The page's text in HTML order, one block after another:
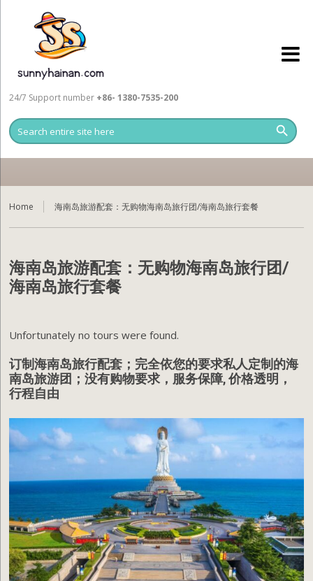
24/7 Support number +86- 1380-7535-200
Home 海南岛旅游配套：无购物海南岛旅行团/海南岛旅行套餐
海南岛旅游配套：无购物海南岛旅行团/
海南岛旅行套餐
Unfortunately no tours were found.
订制海南岛旅行配套；完全依您的要求私人定制的海
南岛旅游团；没有购物要求，服务保障, 价格透明，
行程自由